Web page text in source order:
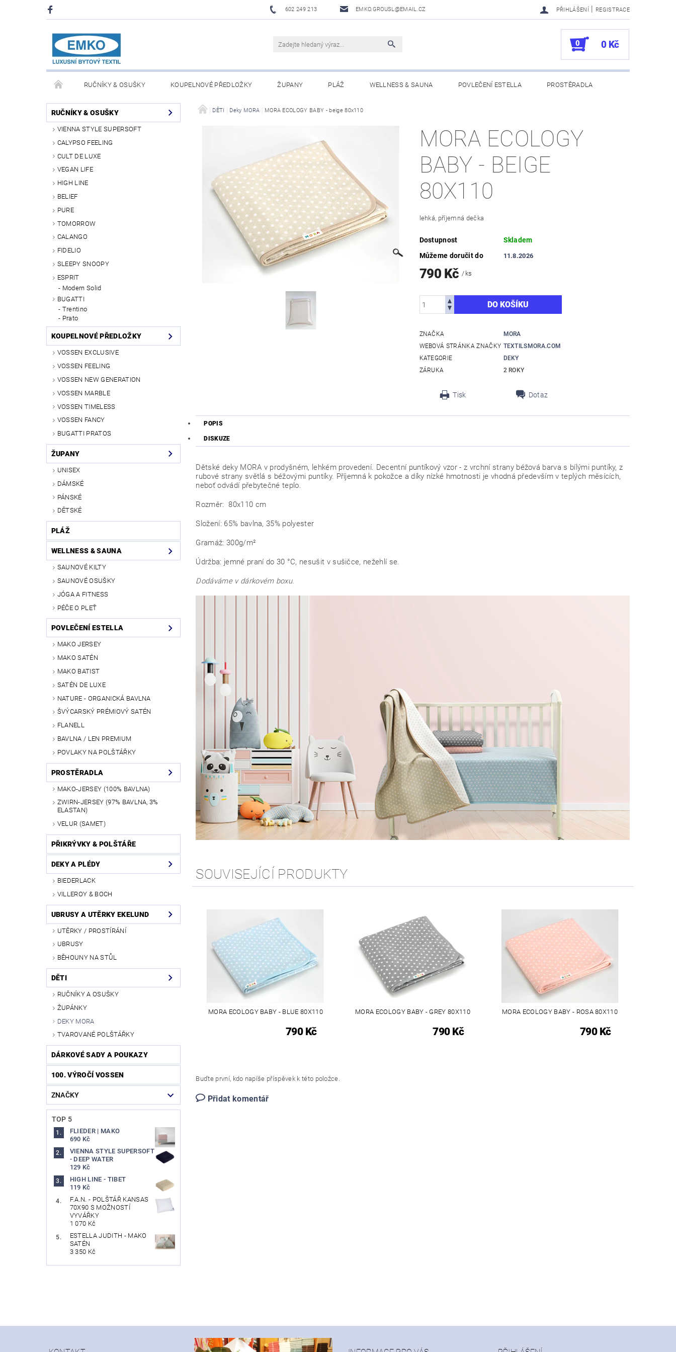
602 249 213 EMKO.GROUSL@EMAIL.CZ PŘIHLÁŠENÍ | REGISTRACE
0 0 Kč
RUČNÍKY & OSUŠKY KOUPELNOVÉ PŘEDLOŽKY ŽUPANY PLÁŽ WELLNESS & SAUNA POVLEČENÍ ESTELLA PROSTĚRADLA
PŘIKRÝVKY & POLŠTÁŘE DEKY A PLÉDY UBRUSY A UTĚRKY EKELUND DĚTI
RUČNÍKY & OSUŠKY
VIENNA STYLE SUPERSOFT
CALYPSO FEELING
CULT DE LUXE
VEGAN LIFE
HIGH LINE
BELIEF
PURE
TOMORROW
CALANGO
FIDELIO
SLEEPY SNOOPY
ESPRIT
Modern Solid
BUGATTI
Trentino
Prato
KOUPELNOVÉ PŘEDLOŽKY
VOSSEN EXCLUSIVE
VOSSEN FEELING
VOSSEN NEW GENERATION
VOSSEN MARBLE
VOSSEN TIMELESS
VOSSEN FANCY
BUGATTI PRATOS
ŽUPANY
UNISEX
DÁMSKÉ
PÁNSKÉ
DĚTSKÉ
PLÁŽ
WELLNESS & SAUNA
SAUNOVÉ KILTY
SAUNOVÉ OSUŠKY
JÓGA A FITNESS
PÉČE O PLEŤ
POVLEČENÍ ESTELLA
MAKO JERSEY
MAKO SATÉN
MAKO BATIST
SATÉN DE LUXE
NATURE - ORGANICKÁ BAVLNA
ŠVÝCARSKÝ PRÉMIOVÝ SATÉN
FLANELL
BAVLNA / LEN PREMIUM
POVLAKY NA POLŠTÁŘKY
PROSTĚRADLA
MAKO-JERSEY (100% BAVLNA)
ZWIRN-JERSEY (97% BAVLNA, 3%
ELASTAN)
VELUR (SAMET)
PŘIKRÝVKY & POLŠTÁŘE
DEKY A PLÉDY
BIEDERLACK
VILLEROY & BOCH
UBRUSY A UTĚRKY EKELUND
UTĚRKY / PROSTÍRÁNÍ
UBRUSY
BĚHOUNY NA STŮL
DĚTI
RUČNÍKY A OSUŠKY
ŽUPÁNKY
DEKY MORA
TVAROVANÉ POLŠTÁŘKY
DÁRKOVÉ SADY A POUKAZY
100. VÝROČÍ VOSSEN
ZNAČKY
TOP 5
FLIEDER | MAKO
690 Kč
VIENNA STYLE SUPERSOFT
- DEEP WATER
129 Kč
HIGH LINE - TIBET
119 Kč
F.A.N. - POLŠTÁŘ KANSAS
70X90 S MOŽNOSTÍ
VYVÁŘKY
1 070 Kč
ESTELLA JUDITH - MAKO
SATÉN
3 350 Kč
DĚTI Deky MORA MORA ECOLOGY BABY - beige 80x110
MORA ECOLOGY
BABY - BEIGE
80X110
lehká, příjemná dečka
Dostupnost
Skladem
Můžeme doručit do
11.8.2026
790 Kč/ ks
ZNAČKA
MORA
WEBOVÁ STRÁNKA ZNAČKY TEXTILSMORA.COM
KATEGORIE
DEKY
ZÁRUKA
2 ROKY
Tisk Dotaz
POPIS
DISKUZE
Dětské deky MORA v prodyšném, lehkém provedení. Decentní puntíkový vzor - z vrchní strany béžová barva s bílými puntíky, z
rubové strany světlá s béžovými puntíky. Příjemná k pokožce a díky nízké hmotnosti je vhodná především v teplých měsících,
neboť odvádí přebytečné teplo.
Rozměr: 80x110 cm
Složení: 65% bavlna, 35% polyester
Gramáž: 300g/m²
Údržba: jemné praní do 30 °C, nesušit v sušičce, nežehlí se.
Dodáváme v dárkovém boxu.
SOUVISEJÍCÍ PRODUKTY
MORA ECOLOGY BABY - BLUE 80X110
790 Kč
MORA ECOLOGY BABY - GREY 80X110
790 Kč
MORA ECOLOGY BABY - ROSA 80X110
790 Kč
Buďte první, kdo napíše příspěvek k této položce.
Přidat komentář